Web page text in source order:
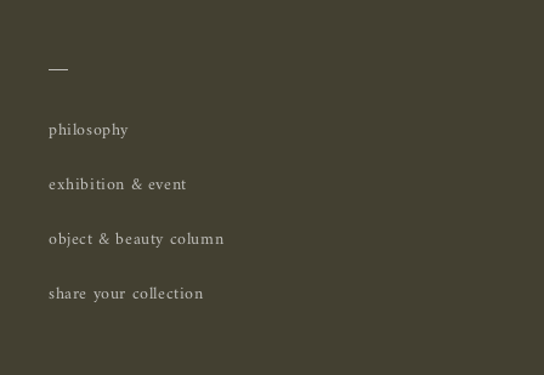
＿
philosophy
exhibition & event
object & beauty column
share your collection